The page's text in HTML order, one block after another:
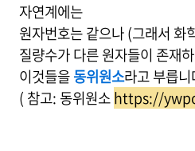
자연계에는
원자번호는 같으나 (그래서 화
질량수가 다른 원자들이 존재
이것들을동위원소라고 부릅니
( 참고: 동위원소https://